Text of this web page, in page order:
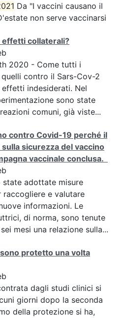
Da "I vaccini causano il
non serve vaccinarsi
effetti collaterali?
2020 - Come tutti i
contro il Sars-Cov-2
indesiderati. Nel
sono state
comuni, già viste...
contro Covid-19 perché il
sicurezza del vaccino
vaccinale conclusa.
state adottate misure
raccogliere e valutare
informazioni. Le
di norma, sono tenute
mesi una relazione sulla...
protetto una volta
dagli studi clinici si
giorni dopo la seconda
della protezione si ha,